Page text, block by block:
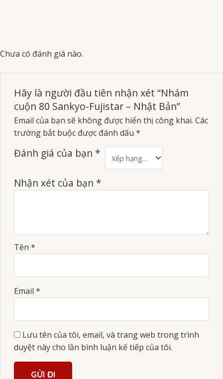
Chưa có đánh giá nào.
Hãy là người đầu tiên nhận xét “Nhám
cuộn 80 Sankyo-Fujistar – Nhật Bản”
Email của bạn sẽ không được hiển thị công khai. Các
trường bắt buộc được đánh dấu *
Đánh giá của bạn *
Nhận xét của bạn *
Tên *
Email *
Lưu tên của tôi, email, và trang web trong trình
duyệt này cho lần bình luận kế tiếp của tôi.